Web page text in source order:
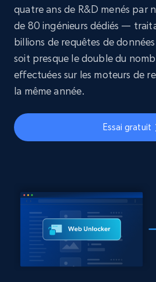
quatre ans de R&D menés par
de 80 ingénieurs dédiés —
billions de requêtes de
soit presque le double du
effectuées sur les moteurs de
la même année.
Essai gratuit